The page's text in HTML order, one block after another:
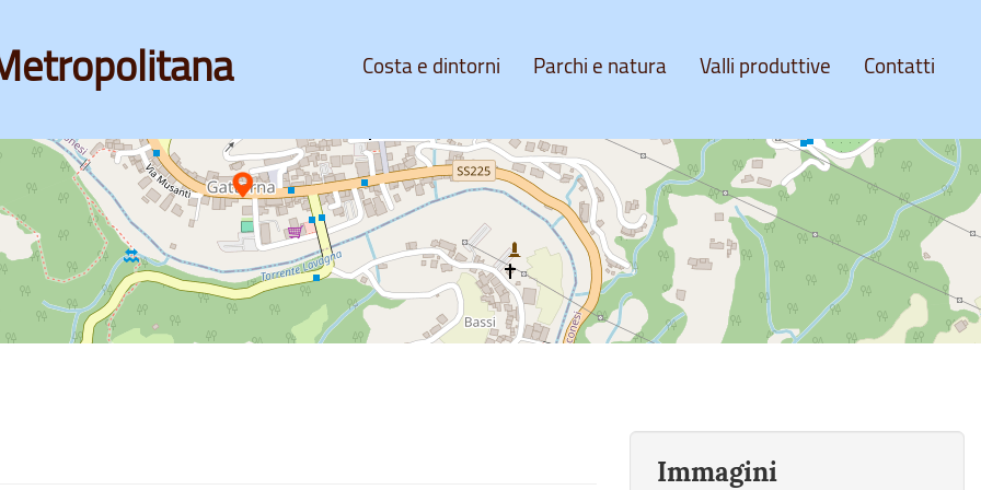
Costa e dintorni Parchi e natura Valli produttive Contatti
Immagini